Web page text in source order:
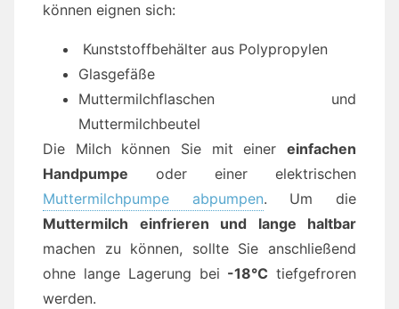
können eignen sich:
Kunststoffbehälter aus Polypropylen
Glasgefäße
Muttermilchflaschen und
Muttermilchbeutel
Die Milch können Sie mit einer einfachen
Handpumpe oder einer elektrischen
Muttermilchpumpe abpumpen. Um die
Muttermilch einfrieren und lange haltbar
machen zu können, sollte Sie anschließend
ohne lange Lagerung bei -18°C tiefgefroren
werden.